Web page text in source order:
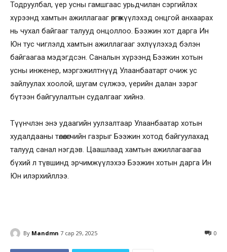
Тодруулбал, үер усны гамшгаас урьдчилан сэргийлэх
хүрээнд хамтын ажиллагааг өргөжүүлэхэд онцгой анхаарах
нь чухал байгааг талууд онцоллоо. Бээжин хот дарга Ин
Юн тус чиглэлд хамтын ажиллагааг эхлүүлэхэд бэлэн
байгаагаа мэдэгдсэн. Саналын хүрээнд Бээжин хотын
усны инженер, мэргэжилтнүүд Улаанбаатарт очиж ус
зайлуулах хоолой, шугам сүлжээ, үерийн далан зэрэг
бүтээн байгуулалтын судалгааг хийнэ.
Түүнчлэн энэ удаагийн уулзалтаар Улаанбаатар хотын
худалдааны төлөөлөгчийн газрыг Бээжин хотод байгуулахад
талууд санал нэгдэв. Цаашлаад хамтын ажиллагаагаа
бүхий л түвшинд эрчимжүүлэхээ Бээжин хотын дарга Ин
Юн илэрхийллээ.
By Mandmn 7 сар 29, 2025 0